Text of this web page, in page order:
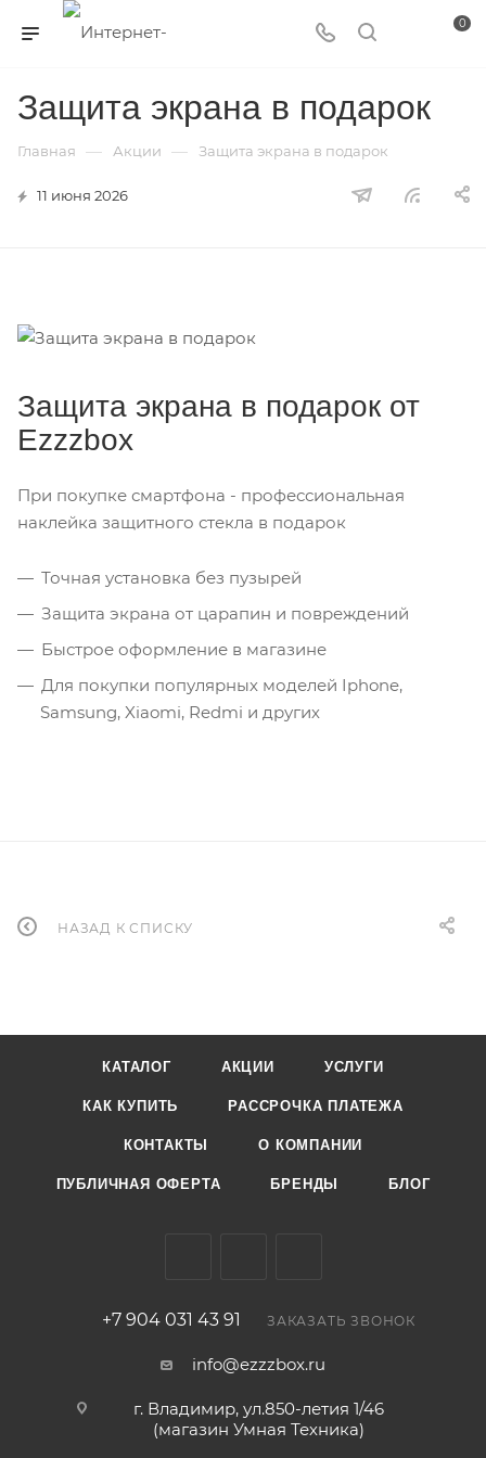
0
Защита экрана в подарок
Главная — Акции — Защита экрана в подарок
11 июня 2026
Защита экрана в подарок от
Ezzzbox
При покупке смартфона - профессиональная
наклейка защитного стекла в подарок
Точная установка без пузырей
Защита экрана от царапин и повреждений
Быстрое оформление в магазине
Для покупки популярных моделей Iphone,
Samsung, Xiaomi, Redmi и других
НАЗАД К СПИСКУ
КАТАЛОГ АКЦИИ УСЛУГИ
КАК КУПИТЬ РАССРОЧКА ПЛАТЕЖА
КОНТАКТЫ О КОМПАНИИ
ПУБЛИЧНАЯ ОФЕРТА БРЕНДЫ БЛОГ
+7 904 031 43 91 ЗАКАЗАТЬ ЗВОНОК
info@ezzzbox.ru
г. Владимир, ул.850-летия 1/46
(магазин Умная Техника)